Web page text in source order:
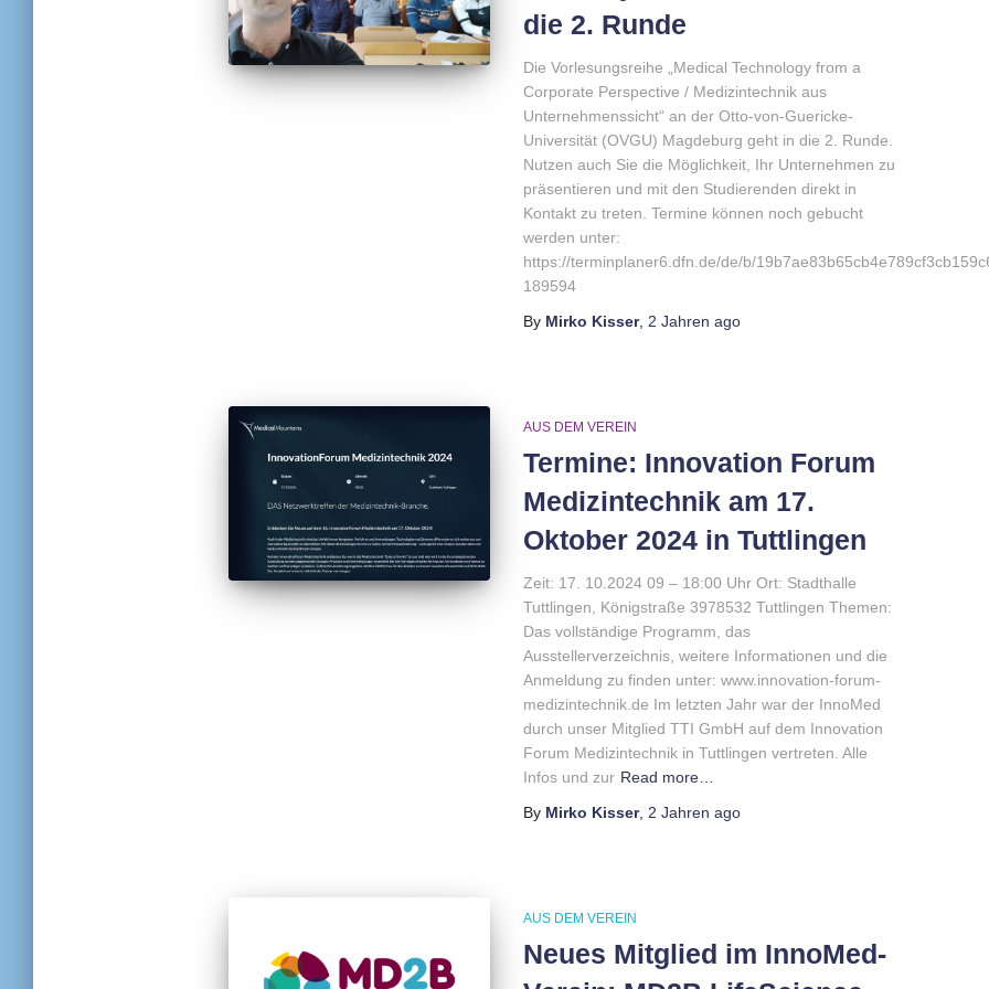
die 2. Runde
Die Vorlesungsreihe „Medical Technology from a
Corporate Perspective / Medizintechnik aus
Unternehmenssicht“ an der Otto-von-Guericke-
Universität (OVGU) Magdeburg geht in die 2. Runde.
Nutzen auch Sie die Möglichkeit, Ihr Unternehmen zu
präsentieren und mit den Studierenden direkt in
Kontakt zu treten. Termine können noch gebucht
werden unter:
https://terminplaner6.dfn.de/de/b/
189594
By Mirko Kisser, 2 Jahren ago
AUS DEM VEREIN
Termine: Innovation Forum
Medizintechnik am 17.
Oktober 2024 in Tuttlingen
Zeit: 17. 10.2024 09 – 18:00 Uhr Ort: Stadthalle
Tuttlingen, Königstraße 3978532 Tuttlingen Themen:
Das vollständige Programm, das
Ausstellerverzeichnis, weitere Informationen und die
Anmeldung zu finden unter: www.innovation-forum-
medizintechnik.de Im letzten Jahr war der InnoMed
durch unser Mitglied TTI GmbH auf dem Innovation
Forum Medizintechnik in Tuttlingen vertreten. Alle
Infos und zur Read more…
By Mirko Kisser, 2 Jahren ago
AUS DEM VEREIN
Neues Mitglied im InnoMed-